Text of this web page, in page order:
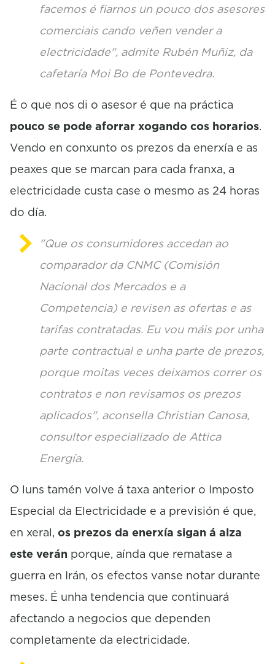
facemos é fiarnos un pouco dos asesores
comerciais cando veñen vender a
electricidade", admite Rubén Muñiz, da
cafetaría Moi Bo de Pontevedra.
É o que nos di o asesor é que na práctica
pouco se pode aforrar xogando cos horarios.
Vendo en conxunto os prezos da enerxía e as
peaxes que se marcan para cada franxa, a
electricidade custa case o mesmo as 24 horas
do día.
"Que os consumidores accedan ao
comparador da CNMC (Comisión
Nacional dos Mercados e a
Competencia) e revisen as ofertas e as
tarifas contratadas. Eu vou máis por unha
parte contractual e unha parte de prezos,
porque moitas veces deixamos correr os
contratos e non revisamos os prezos
aplicados", aconsella Christian Canosa,
consultor especializado de Attica
Energía.
O luns tamén volve á taxa anterior o Imposto
Especial da Electricidade e a previsión é que,
en xeral, os prezos da enerxía sigan á alza
este verán porque, aínda que rematase a
guerra en Irán, os efectos vanse notar durante
meses. É unha tendencia que continuará
afectando a negocios que dependen
completamente da electricidade.